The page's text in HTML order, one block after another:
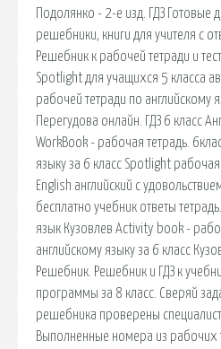
Подолянко - 2-е изд. ГДЗ Готовые
решебники, книги для учителя с
Решебник к рабочей тетради и
Spotlight для учащихся 5 класса
рабочей тетради по английскому
Перегудова онлайн. ГДЗ 6 класс
WorkBook - рабочая тетрадь.
языку за 6 класс Spotlight
English английский с
бесплатно учебник ответы
язык Кузовлев Activity book -
английскому языку за 6 класс
Решебник. Решебник и ГДЗ к
программы за 8 класс. Сверяй
решебника проверены
Выполненные номера из рабочих